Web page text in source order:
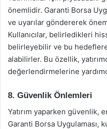
önemlidir. Garanti Borsa
ve uyarılar göndererek
Kullanıcılar, belirledikleri
belirleyebilir ve bu hedeflere
alabilirler. Bu özellik,
değerlendirmelerine
8. Güvenlik Önlemleri
Yatırım yaparken güvenlik,
Garanti Borsa Uygulaması,